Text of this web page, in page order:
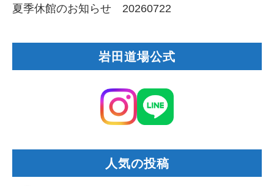
夏季休館のお知らせ 20260722
岩田道場公式
人気の投稿